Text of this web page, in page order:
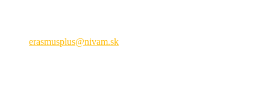
erasmusplus@nivam.sk